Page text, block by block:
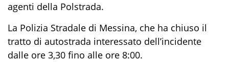
agenti della Polstrada.
La Polizia Stradale di Messina, che ha chiuso il
tratto di autostrada interessato dell’incidente
dalle ore 3,30 fino alle ore 8:00.